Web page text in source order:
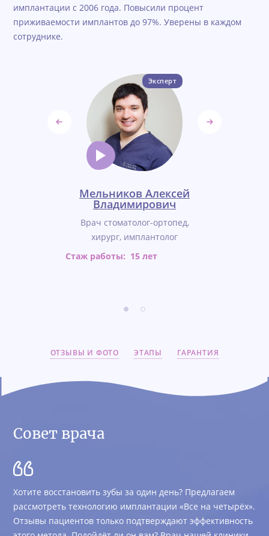
имплантации с 2006 года. Повысили процент
приживаемости имплантов до 97%. Уверены в каждом
сотруднике.
Эксперт
Мельников Алексей
Владимирович
Врач стоматолог-ортопед,
хирург, имплантолог
Стаж работы: 15 лет
ОТЗЫВЫ И ФОТО ЭТАПЫ ГАРАНТИЯ
Совет врача
Хотите восстановить зубы за один день? Предлагаем
рассмотреть технологию имплантации «Все на четырёх».
Отзывы пациентов только подтверждают эффективность